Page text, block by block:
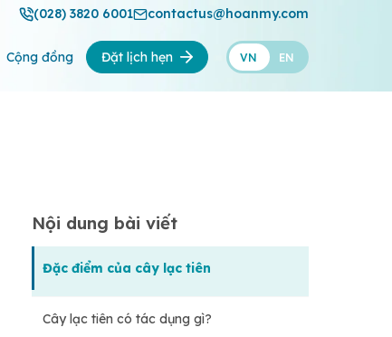
(028) 3820 6001 contactus@hoanmy.com
Cộng đồng Đặt lịch hẹn VN EN
Nội dung bài viết
Đặc điểm của cây lạc tiên
Cây lạc tiên có tác dụng gì?